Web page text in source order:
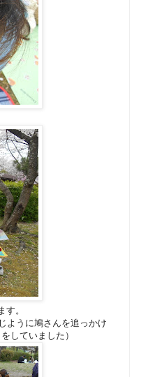
。
ように鳩さんを追っかけ
していました）